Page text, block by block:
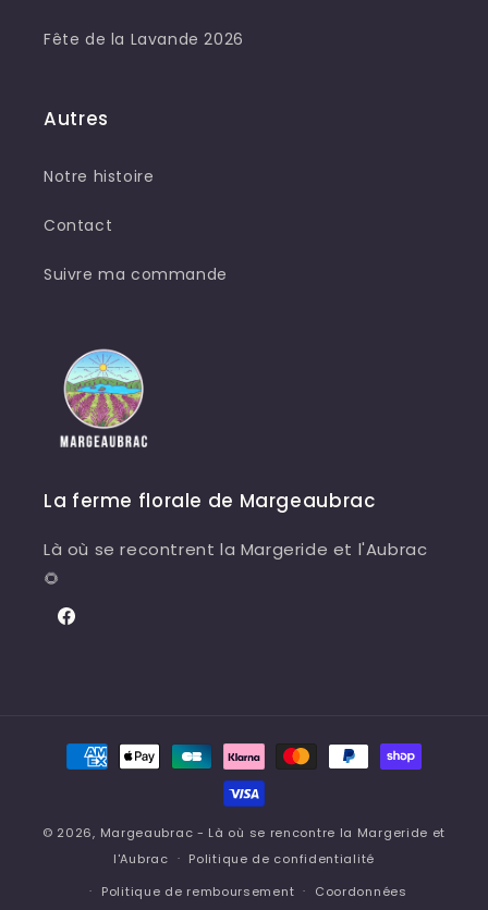
Fête de la Lavande 2026
Autres
Notre histoire
Contact
Suivre ma commande
La ferme florale de Margeaubrac
Là où se recontrent la Margeride et l'Aubrac
🌻
Facebook
Moyens
© 2026, Margeaubrac - Là où se rencontre la Margeride et
l'Aubrac
Politique de confidentialité
Politique de remboursement
Coordonnées